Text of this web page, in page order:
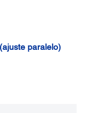
paralelo)